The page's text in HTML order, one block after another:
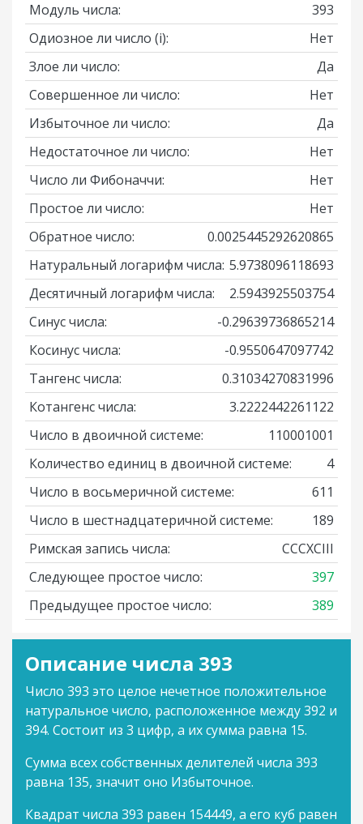
Модуль числа:
393
Одиозное ли число (i):
Нет
Злое ли число:
Да
Совершенное ли число:
Нет
Избыточное ли число:
Да
Недостаточное ли число:
Нет
Число ли Фибоначчи:
Нет
Простое ли число:
Нет
Обратное число:
0.0025445292620865
Натуральный логарифм числа: 5.9738096118693
Десятичный логарифм числа:
2.5943925503754
Синус числа:
-0.29639736865214
Косинус числа:
-0.9550647097742
Тангенс числа:
0.31034270831996
Котангенс числа:
3.2222442261122
Число в двоичной системе:
110001001
Количество единиц в двоичной системе:
4
Число в восьмеричной системе:
611
Число в шестнадцатеричной системе:
189
Римская запись числа:
CCCXCIII
Следующее простое число:
397
Предыдущее простое число:
389
Описание числа 393
Число 393 это целое нечетное положительное
натуральное число, расположенное между 392 и
394. Состоит из 3 цифр, а их сумма равна 15.
Сумма всех собственных делителей числа 393
равна 135, значит оно Избыточное.
Квадрат числа 393 равен 154449, а его куб равен